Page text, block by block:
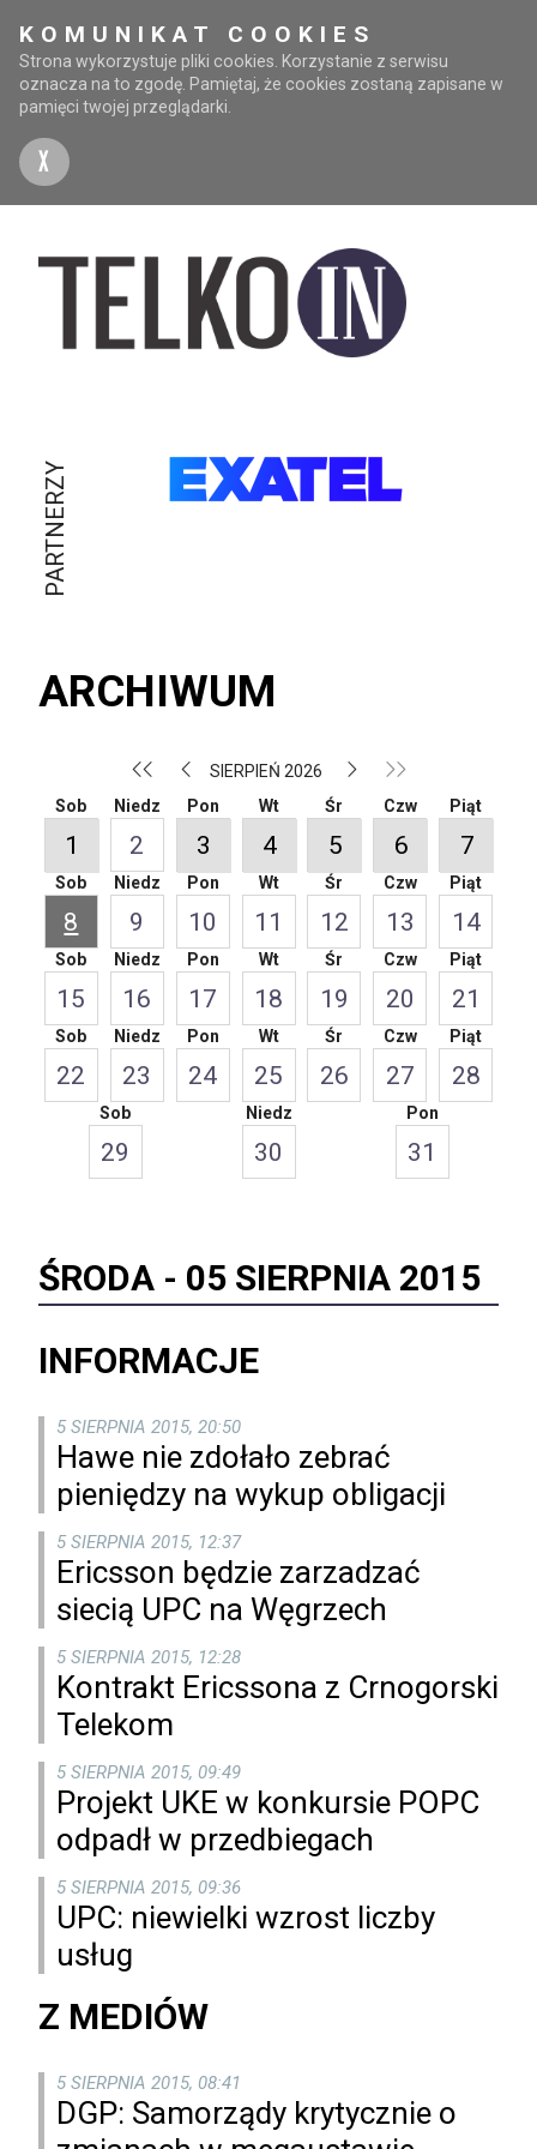
KOMUNIKAT COOKIES
Strona wykorzystuje pliki cookies. Korzystanie z serwisu
oznacza na to zgodę. Pamiętaj, że cookies zostaną zapisane w
pamięci twojej przeglądarki.
X
PARTNERZY
ARCHIWUM
SIERPIEŃ 2026
Sob
1
Niedz
2
Pon
3
Wt
4
Śr
5
Czw
6
Piąt
7
Sob
8
Niedz
9
Pon
10
Wt
11
Śr
12
Czw
13
Piąt
14
Sob
15
Niedz
16
Pon
17
Wt
18
Śr
19
Czw
20
Piąt
21
Sob
22
Niedz
23
Pon
24
Wt
25
Śr
26
Czw
27
Piąt
28
Sob
29
Niedz
30
Pon
31
ŚRODA - 05 SIERPNIA 2015
INFORMACJE
5 SIERPNIA 2015, 20:50
Hawe nie zdołało zebrać
pieniędzy na wykup obligacji
5 SIERPNIA 2015, 12:37
Ericsson będzie zarzadzać
siecią UPC na Węgrzech
5 SIERPNIA 2015, 12:28
Kontrakt Ericssona z Crnogorski
Telekom
5 SIERPNIA 2015, 09:49
Projekt UKE w konkursie POPC
odpadł w przedbiegach
5 SIERPNIA 2015, 09:36
UPC: niewielki wzrost liczby
usług
Z MEDIÓW
5 SIERPNIA 2015, 08:41
DGP: Samorządy krytycznie o